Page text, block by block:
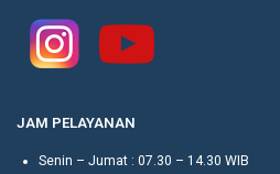
JAM PELAYANAN
Senin – Jumat : 07.30 – 14.30 WIB